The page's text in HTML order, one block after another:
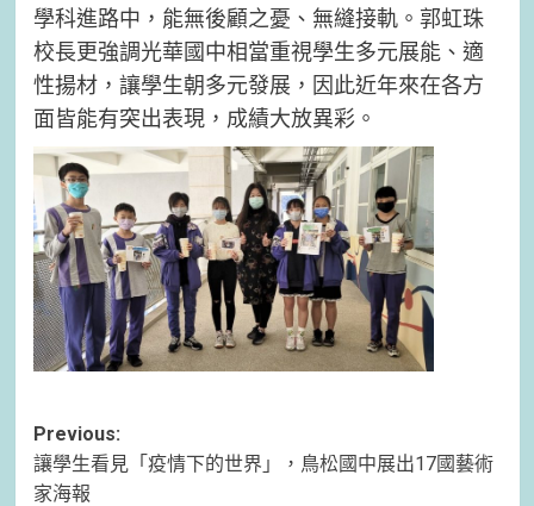
學科進路中，能無後顧之憂、無縫接軌。郭虹珠
校長更強調光華國中相當重視學生多元展能、適
性揚材，讓學生朝多元發展，因此近年來在各方
面皆能有突出表現，成績大放異彩。
Post
navigation
Previous:
讓學生看見「疫情下的世界」，鳥松國中展出17國藝術
家海報